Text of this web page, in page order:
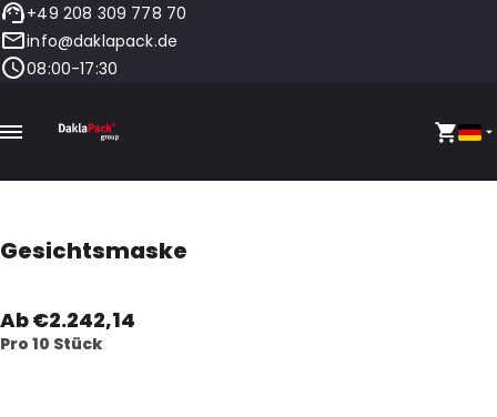
+49 208 309 778 70
info@daklapack.de
08:00-17:30
Gesichtsmaske
Ab €2.242,14
Pro 10 Stück